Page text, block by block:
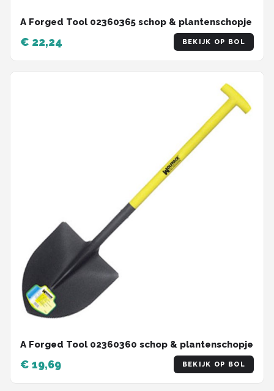
A Forged Tool 02360365 schop & plantenschopje
€ 22,24 BEKIJK OP BOL
A Forged Tool 02360360 schop & plantenschopje
€ 19,69 BEKIJK OP BOL